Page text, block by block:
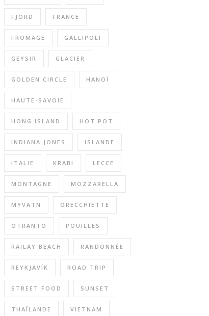
FJORD FRANCE
FROMAGE GALLIPOLI
GEYSIR GLACIER
GOLDEN CIRCLE HANOÏ
HAUTE-SAVOIE
HONG ISLAND HOT POT
INDIANA JONES ISLANDE
ITALIE KRABI LECCE
MONTAGNE MOZZARELLA
MYVATN ORECCHIETTE
OTRANTO POUILLES
RAILAY BEACH RANDONNÉE
REYKJAVÍK ROAD TRIP
STREET FOOD SUNSET
THAÏLANDE VIETNAM